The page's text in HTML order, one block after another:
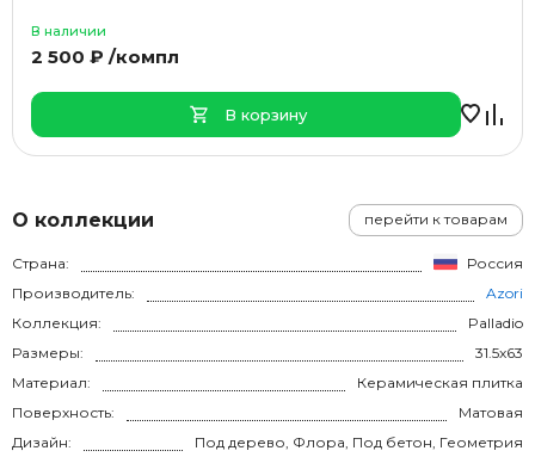
О коллекции перейти к товарам
Страна:
Россия
Производитель:
Azori
Коллекция:
Palladio
Размеры:
31.5x63
Материал:
Керамическая плитка
Поверхность:
Матовая
Дизайн:
Под дерево, Флора, Под бетон, Геометрия
В наличии
2 500 ₽ /компл
В корзину